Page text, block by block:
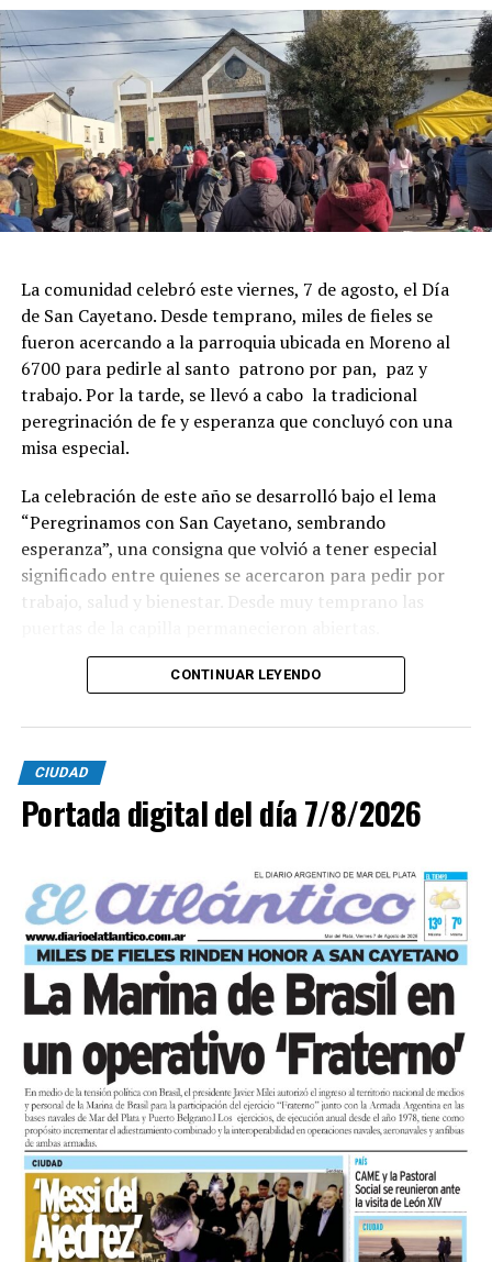
La comunidad celebró este viernes, 7 de agosto, el Día
de San Cayetano. Desde temprano, miles de fieles se
fueron acercando a la parroquia ubicada en Moreno al
6700 para pedirle al santo patrono por pan, paz y
trabajo. Por la tarde, se llevó a cabo la tradicional
peregrinación de fe y esperanza que concluyó con una
misa especial.
La celebración de este año se desarrolló bajo el lema
“Peregrinamos con San Cayetano, sembrando
esperanza”, una consigna que volvió a tener especial
significado entre quienes se acercaron para pedir por
trabajo, salud y bienestar. Desde muy temprano las
La imagen del santo salió del santuario de Moreno al
6700 y fue acompañada por una multitud que recorrió
las calles del barrio. Grandes, jóvenes y niños y fieles se
sumaron al recorrido con banderas, espigas y distintas
expresiones de fe.
En paralelo, distintos gremios y organizaciones sociales
y trabajo, para visibilizar la situación de trabajadores y
desocupados.
CONTINUAR LEYENDO
CIUDAD
Portada digital del día 7/8/2026